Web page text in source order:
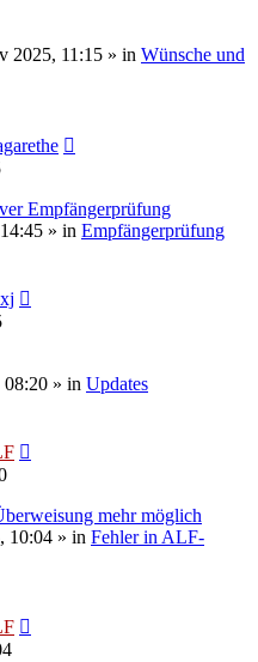
2025, 11:15 » in Wünsche und
Empfängerprüfung
» in Empfängerprüfung
» in Updates
mehr möglich
10:04 » in Fehler in ALF-